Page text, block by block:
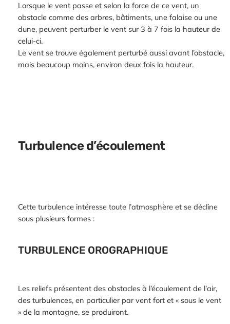
Lorsque le vent passe et selon la force de ce vent, un
obstacle comme des arbres, bâtiments, une falaise ou une
dune, peuvent perturber le vent sur 3 à 7 fois la hauteur de
celui-ci.
Le vent se trouve également perturbé aussi avant l’obstacle,
mais beaucoup moins, environ deux fois la hauteur.
Turbulence d’écoulement
Cette turbulence intéresse toute l’atmosphère et se décline
sous plusieurs formes :
TURBULENCE OROGRAPHIQUE
Les reliefs présentent des obstacles à l’écoulement de l’air,
des turbulences, en particulier par vent fort et « sous le vent
» de la montagne, se produiront.